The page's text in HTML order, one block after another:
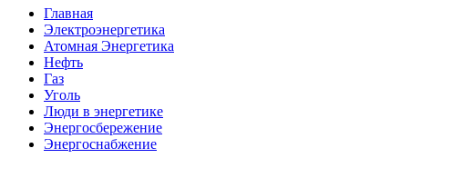
Главная
Электроэнергетика
Атомная Энергетика
Нефть
Газ
Уголь
Люди в энергетике
Энергосбережение
Энергоснабжение